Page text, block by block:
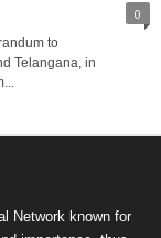
0
to
Telangana, in
Network known for